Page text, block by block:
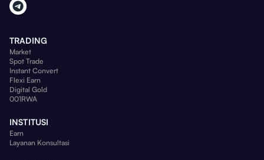
TRADING
Market
Spot Trade
Instant Convert
Flexi Earn
Digital Gold
001RWA
INSTITUSI
Earn
Layanan Konsultasi